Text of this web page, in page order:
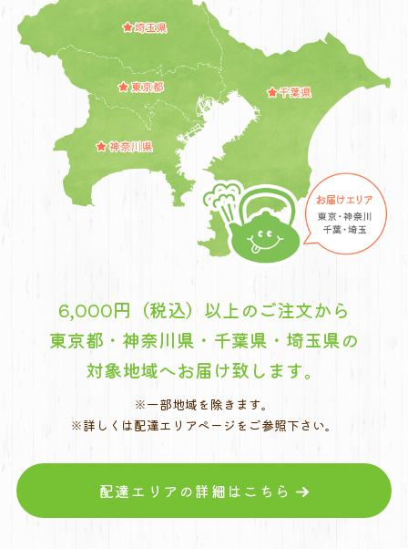
6,000円（税込）以上のご注文から
東京都・神奈川県・千葉県・埼玉県の
対象地域へお届け致します。
※一部地域を除きます。
※詳しくは配達エリアページをご参照下さい。
配達エリアの詳細はこちら